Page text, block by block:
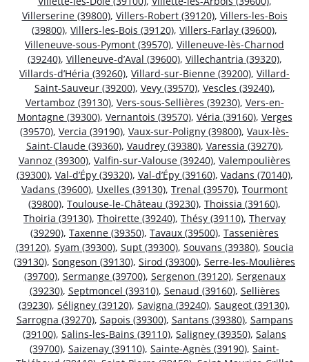
Villerserine (39800), Villers-Robert (39120), Villers-les-Bois
(39800), Villers-les-Bois (39120), Villers-Farlay (39600),
Villeneuve-sous-Pymont (39570), Villeneuve-lès-Charnod
(39240), Villeneuve-d’Aval (39600), Villechantria (39320),
Villards-d’Héria (39260), Villard-sur-Bienne (39200), Villard-
Saint-Sauveur (39200), Vevy (39570), Vescles (39240),
Vertamboz (39130), Vers-sous-Sellières (39230), Vers-en-
Montagne (39300), Vernantois (39570), Véria (39160), Verges
(39570), Vercia (39190), Vaux-sur-Poligny (39800), Vaux-lès-
Saint-Claude (39360), Vaudrey (39380), Varessia (39270),
Vannoz (39300), Valfin-sur-Valouse (39240), Valempoulières
(39300), Val-d’Épy (39320), Val-d’Épy (39160), Vadans (70140),
Vadans (39600), Uxelles (39130), Trenal (39570), Tourmont
(39800), Toulouse-le-Château (39230), Thoissia (39160),
Thoiria (39130), Thoirette (39240), Thésy (39110), Thervay
(39290), Taxenne (39350), Tavaux (39500), Tassenières
(39120), Syam (39300), Supt (39300), Souvans (39380), Soucia
(39130), Songeson (39130), Sirod (39300), Serre-les-Moulières
(39700), Sermange (39700), Sergenon (39120), Sergenaux
(39230), Septmoncel (39310), Senaud (39160), Sellières
(39230), Séligney (39120), Savigna (39240), Saugeot (39130),
Sarrogna (39270), Sapois (39300), Santans (39380), Sampans
(39100), Salins-les-Bains (39110), Saligney (39350), Salans
(39700), Saizenay (39110), Sainte-Agnès (39190), Saint-